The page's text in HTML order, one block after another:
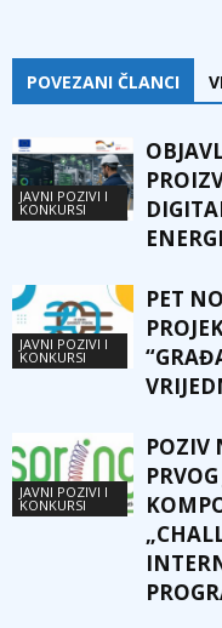
POVEZANI ČLANCI
JAVNI POZIVI I
KONKURSI
JAVNI POZIVI I
KONKURSI
PET
JAVNI POZIVI I
KONKURSI
POZIV